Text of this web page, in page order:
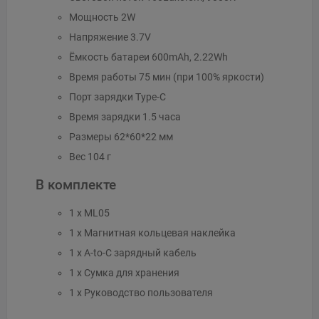
Мощность 2W
Напряжение 3.7V
Ёмкость батареи 600mAh, 2.22Wh
Время работы 75 мин (при 100% яркости)
Порт зарядки Type-C
Время зарядки 1.5 часа
Размеры 62*60*22 мм
Вес 104 г
В комплекте
1 x ML05
1 x Магнитная кольцевая наклейка
1 x A-to-C зарядный кабель
1 x Сумка для хранения
1 x Руководство пользователя